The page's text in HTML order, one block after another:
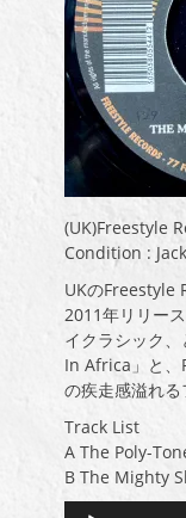
(UK)Freestyle
Condition :
UKのFreestyle
2011年リリー
イクラシック
In Africa」と、
の疾走感溢れる
Track List
A The Poly-
B The Mighty